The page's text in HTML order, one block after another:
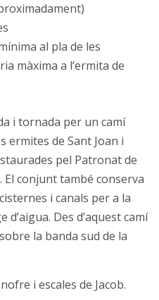
al pla de les
màxima a l’ermita de
i tornada per un camí
ermites de Sant Joan i
pel Patronat de
conjunt també conserva
i canals per a la
d’aigua. Des d’aquest camí
la banda sud de la
i escales de Jacob.